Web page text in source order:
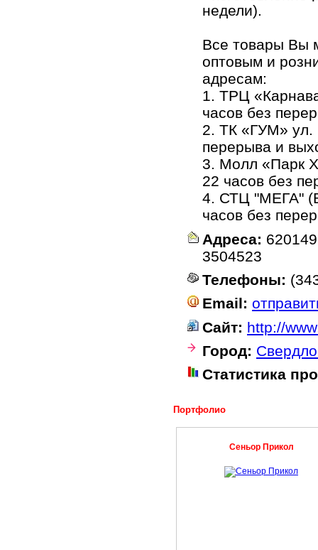
недели).
Все товары Вы
оптовым и
адресам:
1. ТРЦ
часов без
2. ТК «ГУМ» ул.
перерыва и
3. Молл «Парк
22 часов без
4. СТЦ "МЕГА"
часов без
Адреса:
3504523
Телефоны:
Email:
Сайт: http://
Город:
Статистика
Портфолио
Сеньор Прикол